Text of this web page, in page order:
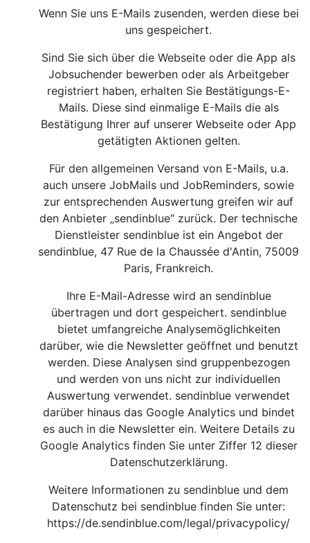
Wenn Sie uns E-Mails zusenden, werden diese bei
uns gespeichert.
Sind Sie sich über die Webseite oder die App als
Jobsuchender bewerben oder als Arbeitgeber
registriert haben, erhalten Sie Bestätigungs-E-
Mails. Diese sind einmalige E-Mails die als
Bestätigung Ihrer auf unserer Webseite oder App
getätigten Aktionen gelten.
Für den allgemeinen Versand von E-Mails, u.a.
auch unsere JobMails und JobReminders, sowie
zur entsprechenden Auswertung greifen wir auf
den Anbieter „sendinblue“ zurück. Der technische
Dienstleister sendinblue ist ein Angebot der
sendinblue, 47 Rue de la Chaussée d'Antin, 75009
Paris, Frankreich.
Ihre E-Mail-Adresse wird an sendinblue
übertragen und dort gespeichert. sendinblue
bietet umfangreiche Analysemöglichkeiten
darüber, wie die Newsletter geöffnet und benutzt
werden. Diese Analysen sind gruppenbezogen
und werden von uns nicht zur individuellen
Auswertung verwendet. sendinblue verwendet
darüber hinaus das Google Analytics und bindet
es auch in die Newsletter ein. Weitere Details zu
Google Analytics finden Sie unter Ziffer 12 dieser
Datenschutzerklärung.
Weitere Informationen zu sendinblue und dem
Datenschutz bei sendinblue finden Sie unter:
https://de.sendinblue.com/legal/privacypolicy/